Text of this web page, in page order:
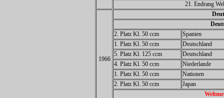
21. Endrang
1966
2. Platz Kl. 50 ccm
Spanien
1. Platz Kl. 50 ccm
Deutschland
5. Platz Kl. 125 ccm
Deutschland
4. Platz Kl. 50 ccm
Niederlande
1. Platz Kl. 50 ccm
Nationen
2. Platz Kl. 50 ccm
Japan